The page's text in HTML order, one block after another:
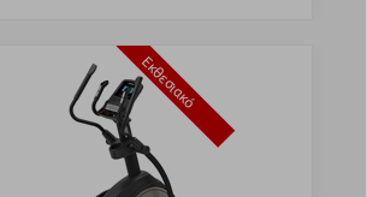
Εκθεσιακό